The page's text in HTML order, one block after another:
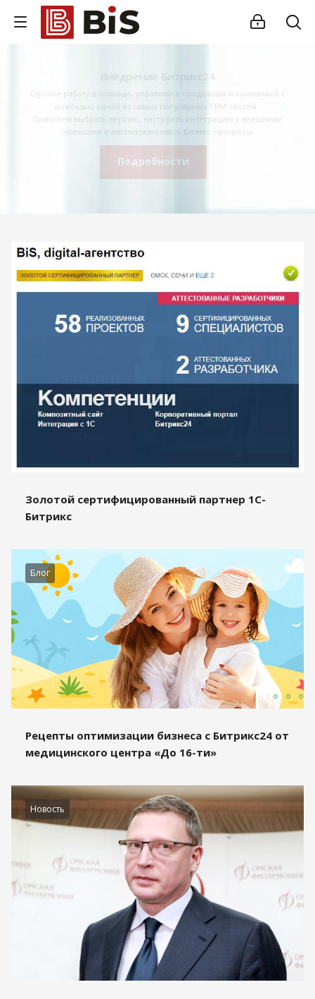
Внедрение Битрикс24
Стройте работу в команде, управляйте продажами и компанией с
помощью одной из самых популярных CRM-систем.
Помогаем выбрать версию, настроить интеграцию с внешними
сервисами и автоматизировать бизнес-процессы.
Подробности
Золотой сертифицированный партнер 1С-
Битрикс
Блог
Рецепты оптимизации бизнеса с Битрикс24 от
медицинского центра «До 16-ти»
Новость